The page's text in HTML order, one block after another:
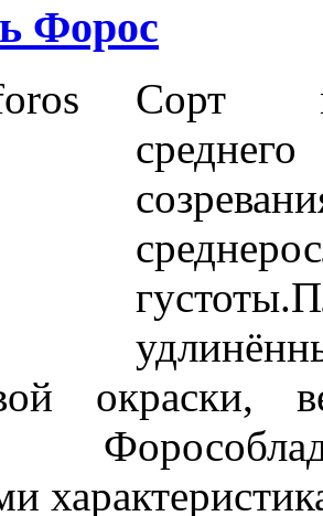
Форос
Сорт
окраски,